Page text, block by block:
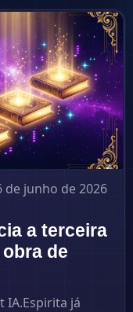
de junho de 2026
a terceira
de
IA.Espirita já